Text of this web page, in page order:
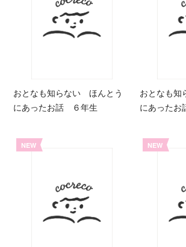
おとなも知らない ほんとう
にあったお話 ６年生
おとなも
にあった
NEW NEW